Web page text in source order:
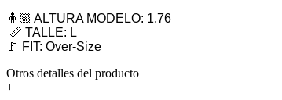
🧍🏼 ALTURA MODELO: 1.76
📏 TALLE: L
🚩 FIT: Over-Size
Otros detalles del producto
+